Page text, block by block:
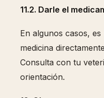
11.2. Darle el
En algunos casos,
medicina
Consulta con tu
orientación.